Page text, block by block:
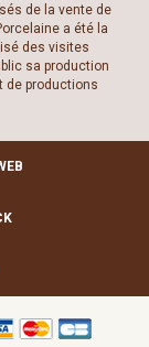
de la vente de
a été la
des visites
sa production
de productions